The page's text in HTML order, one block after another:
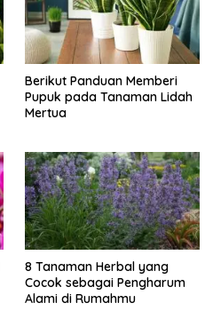
Berikut Panduan Memberi
Pupuk pada Tanaman Lidah
Mertua
8 Tanaman Herbal yang
Cocok sebagai Pengharum
Alami di Rumahmu